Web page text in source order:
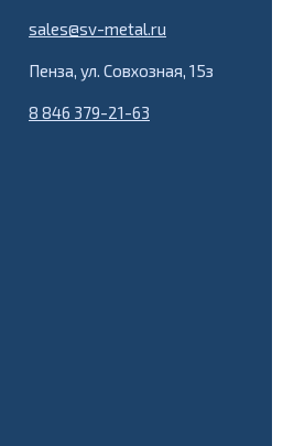
sales@sv-metal.ru
Пенза, ул. Совхозная, 15з
8 846 379-21-63